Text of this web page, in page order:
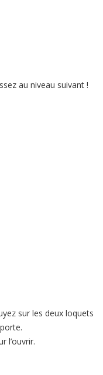
au niveau suivant !
sur les deux loquets
l’ouvrir.